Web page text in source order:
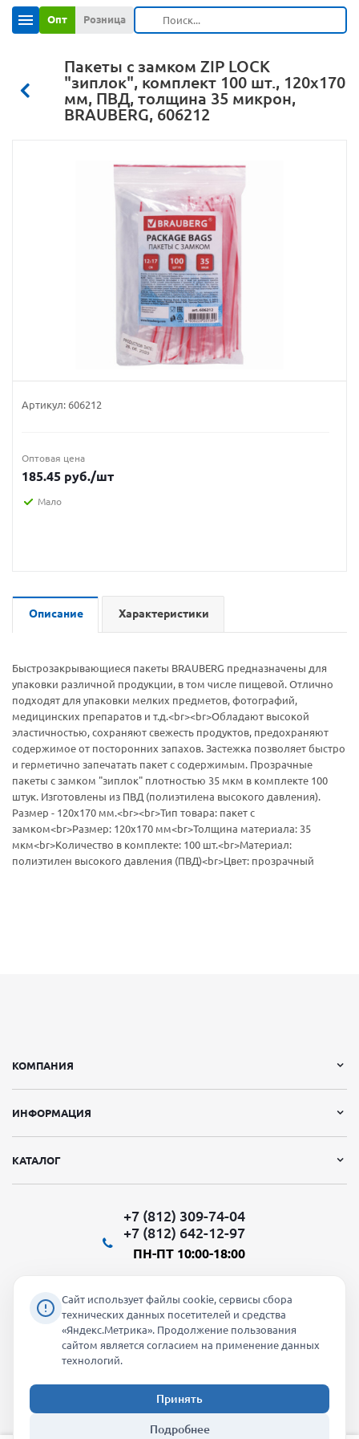
Опт Розница
Пакеты с замком ZIP LOCK
"зиплок", комплект 100 шт., 120х170
мм, ПВД, толщина 35 микрон,
BRAUBERG, 606212
Артикул: 606212
Оптовая цена
185.45 руб./шт
Мало
Описание Характеристики
Быстрозакрывающиеся пакеты BRAUBERG предназначены для
упаковки различной продукции, в том числе пищевой. Отлично
подходят для упаковки мелких предметов, фотографий,
медицинских препаратов и т.д.<br><br>Обладают высокой
эластичностью, сохраняют свежесть продуктов, предохраняют
содержимое от посторонних запахов. Застежка позволяет быстро
и герметично запечатать пакет с содержимым. Прозрачные
пакеты с замком "зиплок" плотностью 35 мкм в комплекте 100
штук. Изготовлены из ПВД (полиэтилена высокого давления).
Размер - 120х170 мм.<br><br>Тип товара: пакет с
замком<br>Размер: 120х170 мм<br>Толщина материала: 35
мкм<br>Количество в комплекте: 100 шт.<br>Материал:
полиэтилен высокого давления (ПВД)<br>Цвет: прозрачный
КОМПАНИЯ
ИНФОРМАЦИЯ
КАТАЛОГ
+7 (812) 309-74-04
+7 (812) 642-12-97
ПН-ПТ 10:00-18:00
Мы в социальных сетях:
2026 © "Молти" - оптовый магазин
info@molti-shop.ru
Сайт использует файлы cookie, сервисы сбора
технических данных посетителей и средства
«Яндекс.Метрика». Продолжение пользования
сайтом является согласием на применение данных
технологий.
Принять
Подробнее